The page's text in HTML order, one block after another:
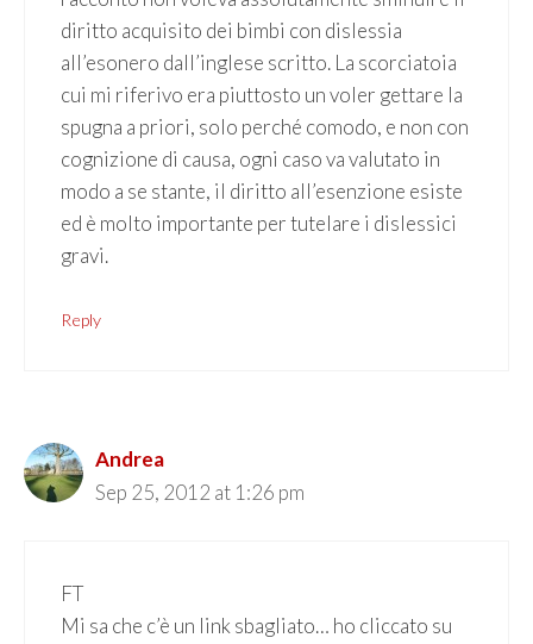
diritto acquisito dei bimbi con dislessia
all’esonero dall’inglese scritto. La scorciatoia
cui mi riferivo era piuttosto un voler gettare la
spugna a priori, solo perché comodo, e non con
cognizione di causa, ogni caso va valutato in
modo a se stante, il diritto all’esenzione esiste
ed è molto importante per tutelare i dislessici
gravi.
Reply
Andrea
Sep 25, 2012 at 1:26 pm
FT
Mi sa che c’è un link sbagliato… ho cliccato su